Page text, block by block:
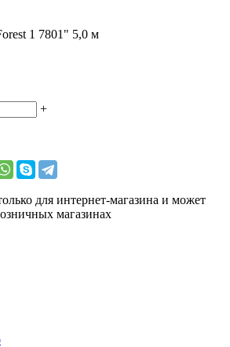
1 7801" 5,0 м
+
для интернет-магазина и может
магазинах